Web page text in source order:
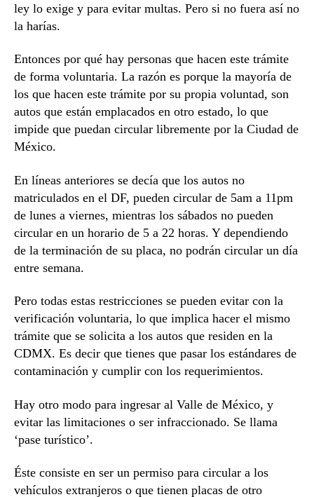
ley lo exige y para evitar multas. Pero si no fuera así no
la harías.
Entonces por qué hay personas que hacen este trámite
de forma voluntaria. La razón es porque la mayoría de
los que hacen este trámite por su propia voluntad, son
autos que están emplacados en otro estado, lo que
impide que puedan circular libremente por la Ciudad de
México.
En líneas anteriores se decía que los autos no
matriculados en el DF, pueden circular de 5am a 11pm
de lunes a viernes, mientras los sábados no pueden
circular en un horario de 5 a 22 horas. Y dependiendo
de la terminación de su placa, no podrán circular un día
entre semana.
Pero todas estas restricciones se pueden evitar con la
verificación voluntaria, lo que implica hacer el mismo
trámite que se solicita a los autos que residen en la
CDMX. Es decir que tienes que pasar los estándares de
contaminación y cumplir con los requerimientos.
Hay otro modo para ingresar al Valle de México, y
evitar las limitaciones o ser infraccionado. Se llama
‘pase turístico’.
Éste consiste en ser un permiso para circular a los
vehículos extranjeros o que tienen placas de otro